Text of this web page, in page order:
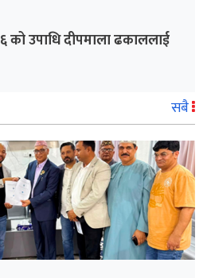
उपाधि दीपमाला ढकाललाई
सबै